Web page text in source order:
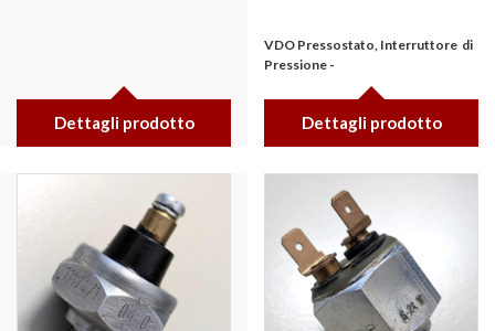
Dettagli prodotto
VDO Pressostato, Interruttore di
Pressione -
Dettagli prodotto